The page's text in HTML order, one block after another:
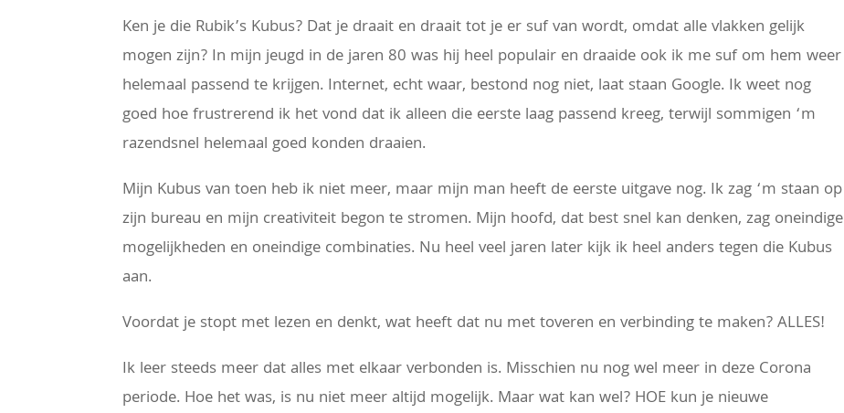
Ken je die Rubik’s Kubus? Dat je draait en draait tot je er suf van wordt, omdat alle vlakken gelijk
mogen zijn? In mijn jeugd in de jaren 80 was hij heel populair en draaide ook ik me suf om hem weer
helemaal passend te krijgen. Internet, echt waar, bestond nog niet, laat staan Google. Ik weet nog
goed hoe frustrerend ik het vond dat ik alleen die eerste laag passend kreeg, terwijl sommigen ‘m
razendsnel helemaal goed konden draaien.
Mijn Kubus van toen heb ik niet meer, maar mijn man heeft de eerste uitgave nog. Ik zag ‘m staan op
zijn bureau en mijn creativiteit begon te stromen. Mijn hoofd, dat best snel kan denken, zag oneindige
mogelijkheden en oneindige combinaties. Nu heel veel jaren later kijk ik heel anders tegen die Kubus
aan.
Voordat je stopt met lezen en denkt, wat heeft dat nu met toveren en verbinding te maken? ALLES!
Ik leer steeds meer dat alles met elkaar verbonden is. Misschien nu nog wel meer in deze Corona
periode. Hoe het was, is nu niet meer altijd mogelijk. Maar wat kan wel? HOE kun je nieuwe